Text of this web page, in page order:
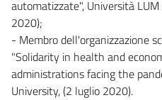
automatizzate", Università
2020);
- Membro dell'organizzazione
"Solidarity in health and
administrations facing the
University, (2 luglio 2020).